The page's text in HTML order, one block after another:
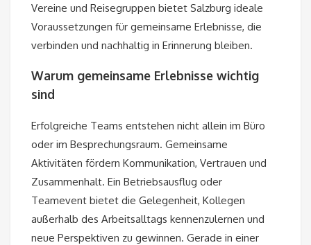
Vereine und Reisegruppen bietet Salzburg ideale
Voraussetzungen für gemeinsame Erlebnisse, die
verbinden und nachhaltig in Erinnerung bleiben.
Warum gemeinsame Erlebnisse wichtig
sind
Erfolgreiche Teams entstehen nicht allein im Büro
oder im Besprechungsraum. Gemeinsame
Aktivitäten fördern Kommunikation, Vertrauen und
Zusammenhalt. Ein Betriebsausflug oder
Teamevent bietet die Gelegenheit, Kollegen
außerhalb des Arbeitsalltags kennenzulernen und
neue Perspektiven zu gewinnen. Gerade in einer